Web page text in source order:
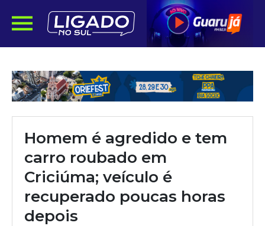
Homem é agredido e tem
carro roubado em
Criciúma; veículo é
recuperado poucas horas
depois